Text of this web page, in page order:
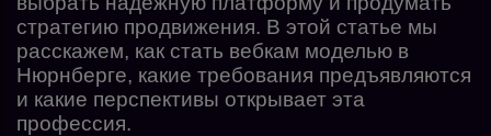
стратегию продвижения. В этой статье мы
расскажем, как стать вебкам моделью в
Нюрнберге, какие требования предъявляются
и какие перспективы открывает эта
профессия.